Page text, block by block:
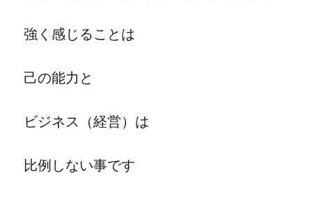
強く感じることは
己の能力と
ビジネス（経営）は
比例しない事です